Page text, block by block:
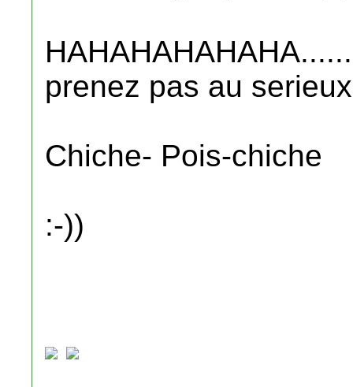
prenez pas au
Chiche- Pois-chiche
:-))